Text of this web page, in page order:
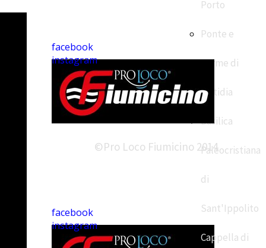
facebook
instagram
Porto
Ponte e
Terme di
Matidia
Basilica
Paleocristiana
di
Sant'Ippolito
Cappella di
facebook
instagram
©Pro Loco Fiumicino 2014